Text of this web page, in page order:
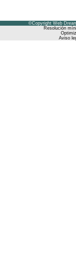
©Copyright Web
Resolución
Aviso